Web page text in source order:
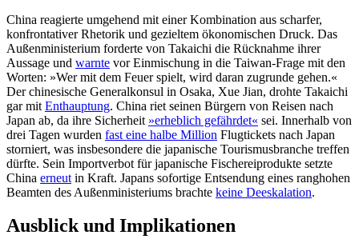
China reagierte umgehend mit einer Kombination aus scharfer,
konfrontativer Rhetorik und gezieltem ökonomischen Druck. Das
Außenministerium forderte von Takaichi die Rücknahme ihrer
Aussage und warnte vor Einmischung in die Taiwan-Frage mit den
Worten: »Wer mit dem Feuer spielt, wird daran zugrunde gehen.«
Der chinesische Generalkonsul in Osaka, Xue Jian, drohte Takaichi
gar mit Enthauptung. China riet seinen Bürgern von Reisen nach
Japan ab, da ihre Sicherheit »erheblich gefährdet« sei. Innerhalb von
drei Tagen wurden fast eine halbe Million Flugtickets nach Japan
storniert, was insbesondere die japanische Tourismusbranche treffen
dürfte. Sein Importverbot für japanische Fischereiprodukte setzte
China erneut in Kraft. Japans sofortige Entsendung eines ranghohen
Beamten des Außenministeriums brachte keine Deeskalation.
Ausblick und Implikationen